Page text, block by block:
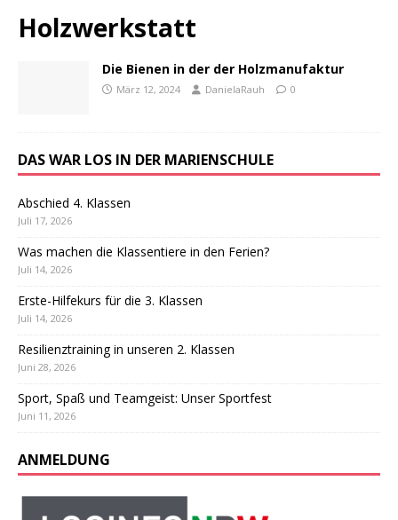
Holzwerkstatt
Die Bienen in der der Holzmanufaktur
März 12, 2024 DanielaRauh 0
DAS WAR LOS IN DER MARIENSCHULE
Abschied 4. Klassen
Juli 17, 2026
Was machen die Klassentiere in den Ferien?
Juli 14, 2026
Erste-Hilfekurs für die 3. Klassen
Juli 14, 2026
Resilienztraining in unseren 2. Klassen
Juni 28, 2026
Sport, Spaß und Teamgeist: Unser Sportfest
Juni 11, 2026
ANMELDUNG